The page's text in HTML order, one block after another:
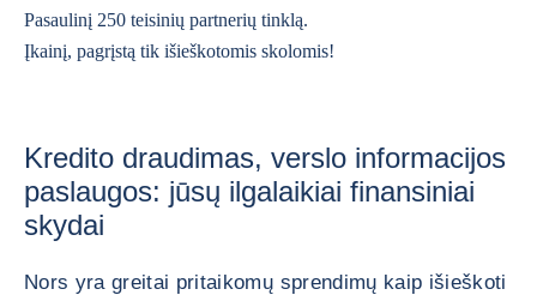
Pasaulinį 250 teisinių partnerių tinklą.
Įkainį, pagrįstą tik išieškotomis skolomis!
Kredito draudimas, verslo informacijos
paslaugos: jūsų ilgalaikiai finansiniai
skydai
Nors yra greitai pritaikomų sprendimų kaip išieškoti